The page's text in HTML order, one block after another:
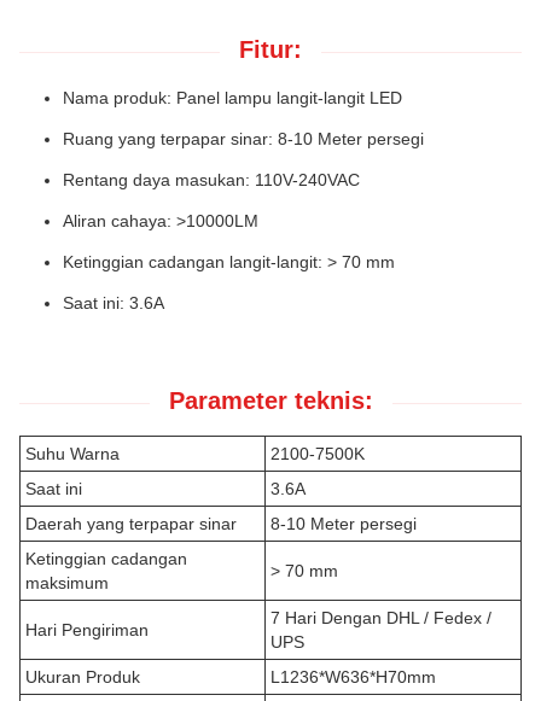
Fitur:
Nama produk: Panel lampu langit-langit LED
Ruang yang terpapar sinar: 8-10 Meter persegi
Rentang daya masukan: 110V-240VAC
Aliran cahaya: >10000LM
Ketinggian cadangan langit-langit: > 70 mm
Saat ini: 3.6A
Parameter teknis:
Suhu Warna
2100-7500K
Saat ini
3.6A
Daerah yang terpapar sinar
8-10 Meter persegi
Ketinggian cadangan
maksimum
> 70 mm
Hari Pengiriman
7 Hari Dengan DHL / Fedex /
UPS
Ukuran Produk
L1236*W636*H70mm